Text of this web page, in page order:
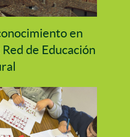
en
de Educación